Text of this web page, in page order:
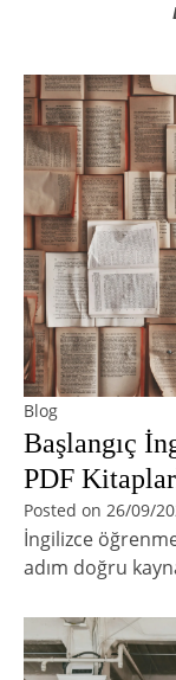
Blog
Başlangıç
PDF
Posted on 26/09/
İngilizce
adım doğru